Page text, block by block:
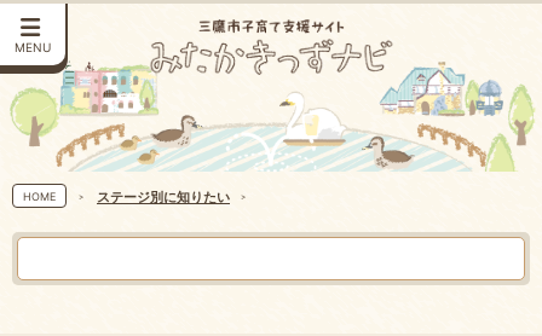
MENU
HOME ステージ別に知りたい